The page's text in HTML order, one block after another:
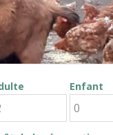
Enfant